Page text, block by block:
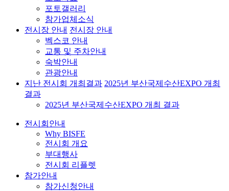
포토갤러리
참가업체소식
전시장 안내 전시장 안내
벡스코 안내
교통 및 주차안내
숙박안내
관광안내
지난 전시회 개최결과 2025년 부산국제수산EXPO 개최
결과
2025년 부산국제수산EXPO 개최 결과
전시회안내
Why BISFE
전시회 개요
부대행사
전시회 리플렛
참가안내
참가신청안내